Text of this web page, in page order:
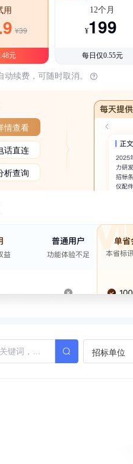
用
¥39
元
12个月
¥199
每日仅0.55元
动续费，可随时取消。
情查看
话直连
析查询
招标单位